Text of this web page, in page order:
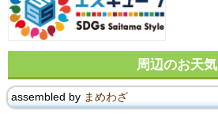
周辺のお天気
assembled by まめわざ